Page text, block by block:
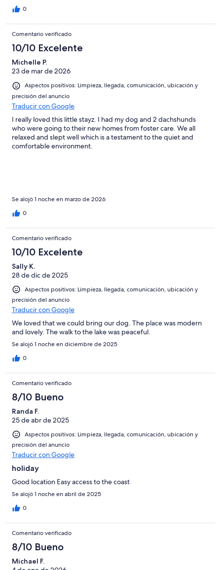
0
Comentario verificado
10/10 Excelente
Michelle P.
23 de mar de 2026
Aspectos positivos: Limpieza, llegada, comunicación, ubicación y
precisión del anuncio
Traducir con Google
I really loved this little stayz. I had my dog and 2 dachshunds
who were going to their new homes from foster care. We all
relaxed and slept well which is a testament to the quiet and
comfortable environment.
Se alojó 1 noche en marzo de 2026
0
Comentario verificado
10/10 Excelente
Sally K.
28 de dic de 2025
Aspectos positivos: Limpieza, llegada, comunicación, ubicación y
precisión del anuncio
Traducir con Google
We loved that we could bring our dog. The place was modern
and lovely. The walk to the lake was peaceful.
Se alojó 1 noche en diciembre de 2025
0
Comentario verificado
8/10 Bueno
Randa F.
25 de abr de 2025
Aspectos positivos: Limpieza, llegada, comunicación, ubicación y
precisión del anuncio
Traducir con Google
holiday
Good location Easy access to the coast
Se alojó 1 noche en abril de 2025
0
Comentario verificado
8/10 Bueno
Michael F.